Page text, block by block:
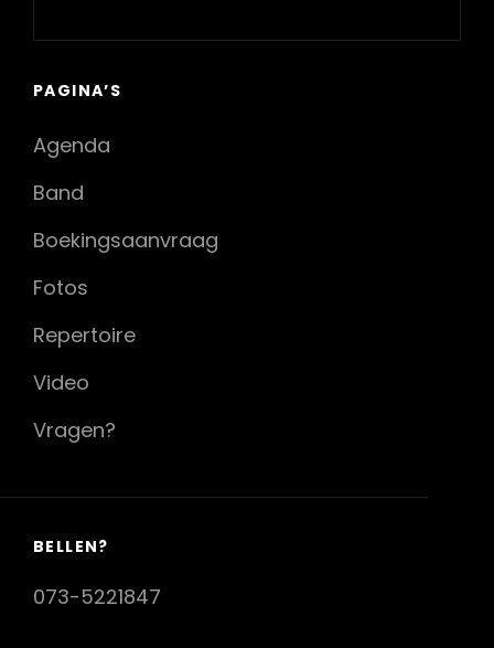
PAGINA’S
Agenda
Band
Boekingsaanvraag
Fotos
Repertoire
Video
Vragen?
BELLEN?
073-5221847